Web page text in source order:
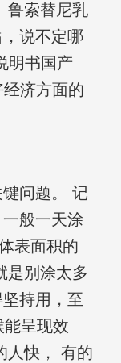
鲁索替尼乳
说不定哪
明书国产
济方面的
问题。 记
般一天涂
表面积的
是别涂太多
持用，至
能呈现效
人快， 有的